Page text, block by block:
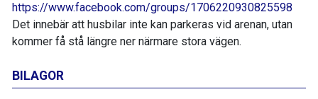
BILAGOR
https://www.facebook.com/groups/1706220930825598
Det innebär att husbilar inte kan parkeras vid arenan, utan
kommer få stå längre ner närmare stora vägen.